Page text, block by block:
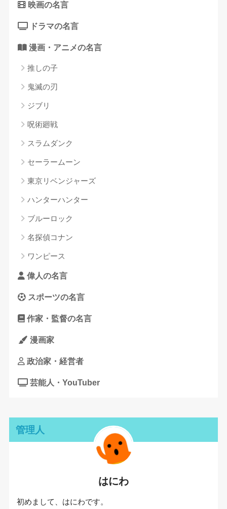
映画の名言
ドラマの名言
漫画・アニメの名言
推しの子
鬼滅の刃
ジブリ
呪術廻戦
スラムダンク
セーラームーン
東京リベンジャーズ
ハンターハンター
ブルーロック
名探偵コナン
ワンピース
偉人の名言
スポーツの名言
作家・監督の名言
漫画家
政治家・経営者
芸能人・YouTuber
管理人
はにわ
初めまして、はにわです。